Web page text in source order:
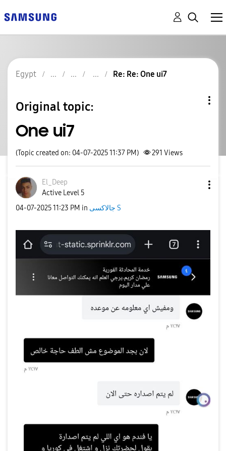
Egypt Re: Re: One ui7
Original topic:
One ui7
(Topic created on: 04-07-2025 11:37 PM) 291 Views
El_Deep
Active Level 5
‎04-07-202511:23 PM in جالاكسى S